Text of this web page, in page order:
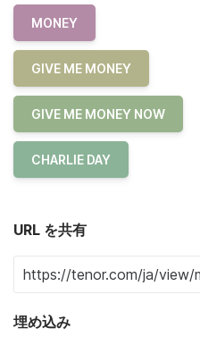
MONEY
GIVE ME MONEY
GIVE ME MONEY NOW
CHARLIE DAY
URL を共有
埋め込み